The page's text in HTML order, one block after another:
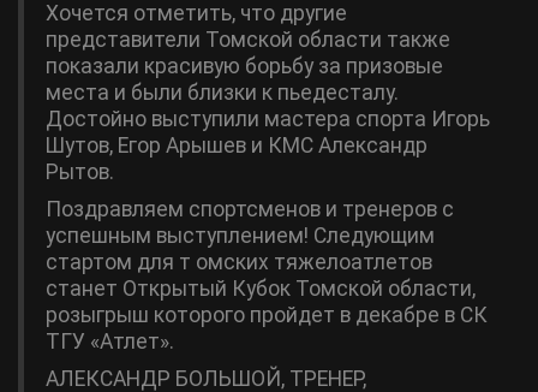
Хочется отметить, что другие
представители Томской области также
показали красивую борьбу за призовые
места и были близки к пьедесталу.
Достойно выступили мастера спорта Игорь
Шутов, Егор Арышев и КМС Александр
Рытов.
Поздравляем спортсменов и тренеров с
успешным выступлением! Следующим
стартом для т омских тяжелоатлетов
станет Открытый Кубок Томской области,
розыгрыш которого пройдет в декабре в СК
ТГУ «Атлет».
АЛЕКСАНДР БОЛЬШОЙ, ТРЕНЕР,